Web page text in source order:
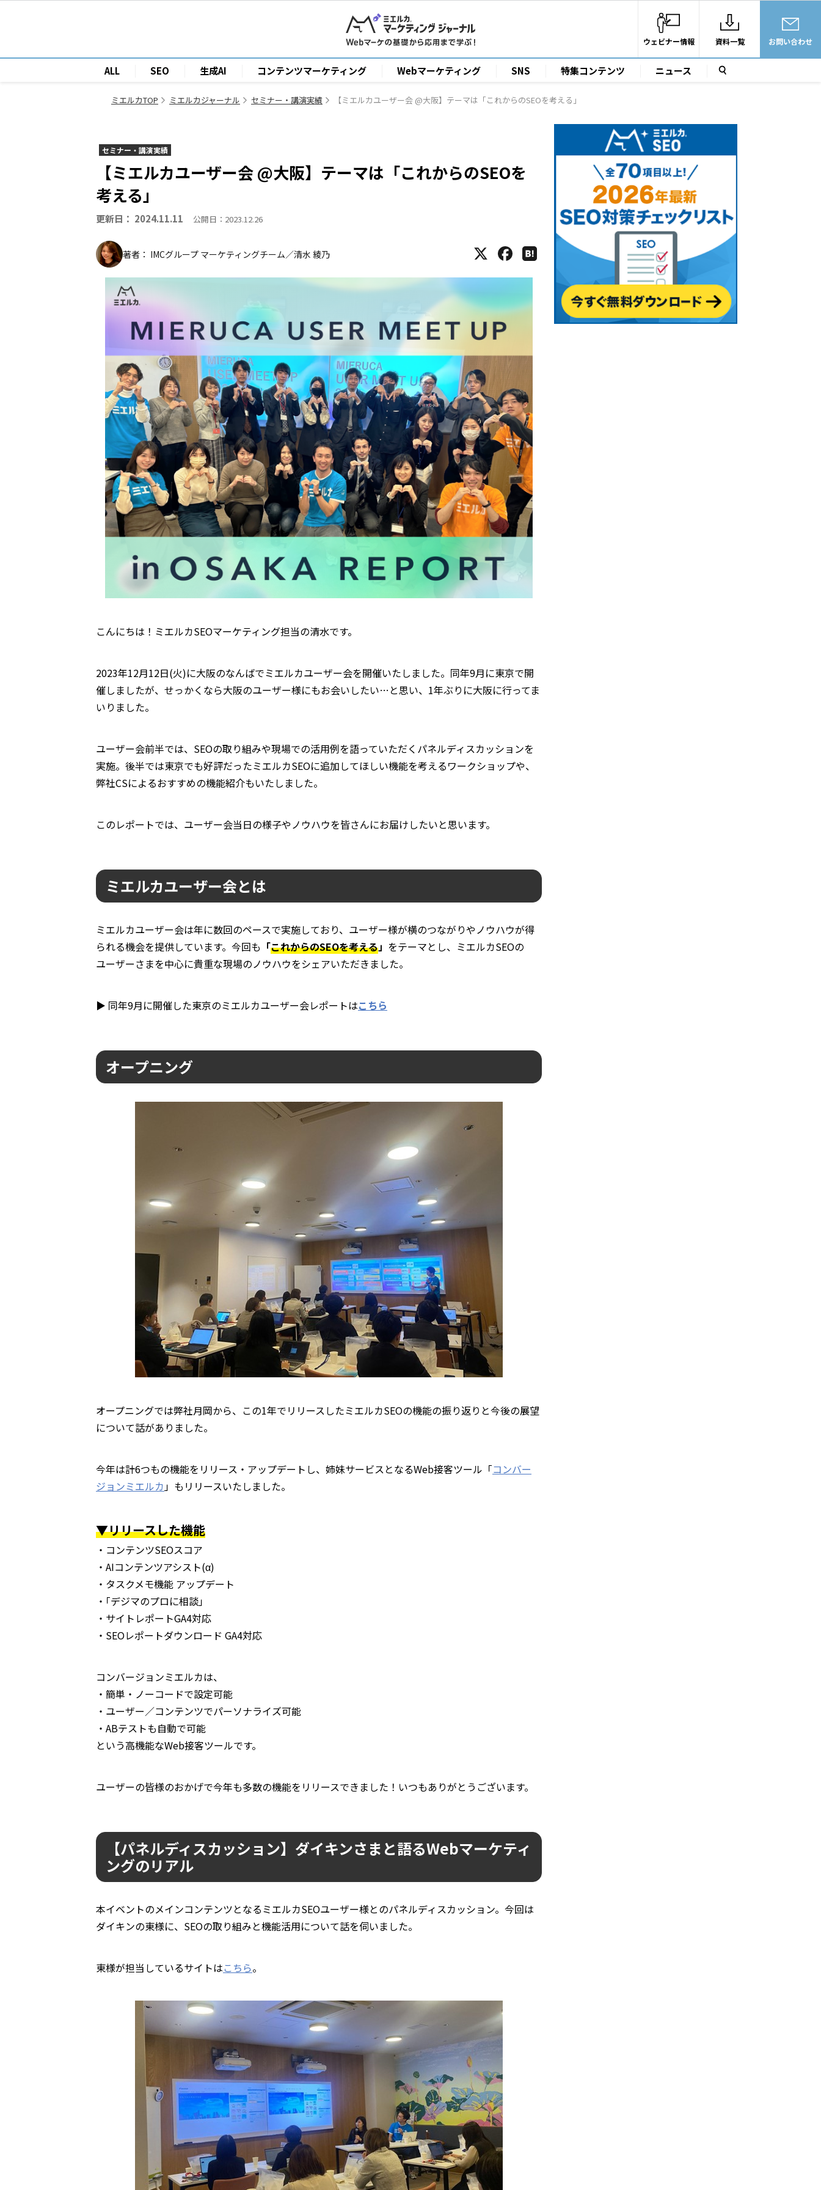
ウェビナー情報 資料一覧 お問い合わせ
ALL SEO 生成AI コンテンツマーケティング Webマーケティング SNS 特集コンテンツ ニュース
ミエルカTOP ミエルカジャーナル セミナー・講演実績 【ミエルカユーザー会 @大阪】テーマは「これからのSEOを考える」
セミナー・講演実績
【ミエルカユーザー会 @大阪】テーマは「これからのSEOを
考える」
更新日： 2024.11.11 公開日：2023.12.26
著者： IMCグループ マーケティングチーム／清水 綾乃
こんにちは！ミエルカSEOマーケティング担当の清水です。
2023年12月12日(火)に大阪のなんばでミエルカユーザー会を開催いたしました。同年9月に東京で開
催しましたが、せっかくなら大阪のユーザー様にもお会いしたい…と思い、1年ぶりに大阪に行ってま
いりました。
ユーザー会前半では、SEOの取り組みや現場での活用例を語っていただくパネルディスカッションを
実施。後半では東京でも好評だったミエルカSEOに追加してほしい機能を考えるワークショップや、
弊社CSによるおすすめの機能紹介もいたしました。
このレポートでは、ユーザー会当日の様子やノウハウを皆さんにお届けしたいと思います。
ミエルカユーザー会とは
ミエルカユーザー会は年に数回のペースで実施しており、ユーザー様が横のつながりやノウハウが得
られる機会を提供しています。今回も 「これからのSEOを考える」 をテーマとし、ミエルカSEOの
ユーザーさまを中心に貴重な現場のノウハウをシェアいただきました。
▶ 同年9月に開催した東京のミエルカユーザー会レポートはこちら
オープニング
オープニングでは弊社月岡から、この1年でリリースしたミエルカSEOの機能の振り返りと今後の展望
について話がありました。
今年は計6つもの機能をリリース・アップデートし、姉妹サービスとなるWeb接客ツール「コンバー
ジョンミエルカ」もリリースいたしました。
▼リリースした機能
・コンテンツSEOスコア
・AIコンテンツアシスト(α)
・タスクメモ機能 アップデート
・｢デジマのプロに相談｣
・サイトレポートGA4対応
・SEOレポートダウンロード GA4対応
コンバージョンミエルカは、
・簡単・ノーコードで設定可能
・ユーザー／コンテンツでパーソナライズ可能
・ABテストも自動で可能
という高機能なWeb接客ツールです。
ユーザーの皆様のおかげで今年も多数の機能をリリースできました！いつもありがとうございます。
【パネルディスカッション】ダイキンさまと語るWebマーケティ
ングのリアル
本イベントのメインコンテンツとなるミエルカSEOユーザー様とのパネルディスカッション。今回は
ダイキンの東様に、SEOの取り組みと機能活用について話を伺いました。
東様が担当しているサイトはこちら。